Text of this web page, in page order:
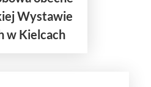
Wystawie
w Kielcach